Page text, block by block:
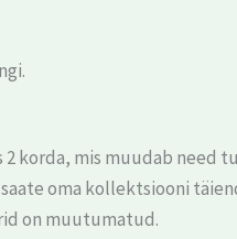
korda, mis muudab need
oma kollektsiooni
on muutumatud.